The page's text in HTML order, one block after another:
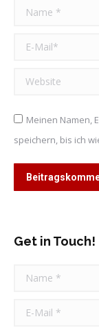
Name *
E-Mail *
Website
Meinen Namen,
speichern, bis ich
Get in Touch!
Name *
E-Mail *